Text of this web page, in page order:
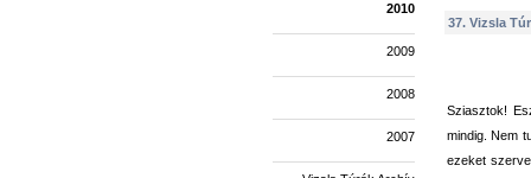
2010
2009
2008
2007
37. Vizsla
Sziasztok!
mindig. Nem
ezeket